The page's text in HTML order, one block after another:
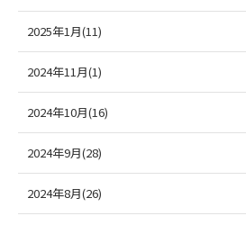
2025年1月(11)
2024年11月(1)
2024年10月(16)
2024年9月(28)
2024年8月(26)